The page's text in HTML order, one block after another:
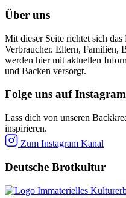
Über uns
Mit dieser Seite richtet sich
Verbraucher. Eltern, Familien,
werden hier mit aktuellen
und Backen versorgt.
Folge uns auf
Lass dich von unseren
inspirieren.
Zum Instagram Kanal
Deutsche Brotkultur